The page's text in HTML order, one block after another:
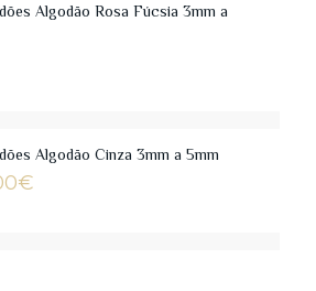
Algodão Rosa Fúcsia 3mm a
Algodão Cinza 3mm a 5mm
€